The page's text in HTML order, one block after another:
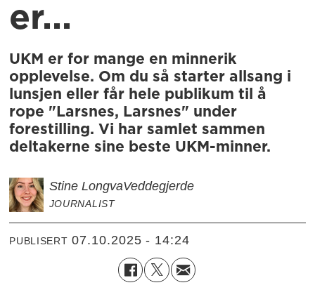
er...
UKM er for mange en minnerik
opplevelse. Om du så starter allsang i
lunsjen eller får hele publikum til å
rope "Larsnes, Larsnes" under
forestilling. Vi har samlet sammen
deltakerne sine beste UKM-minner.
Stine LongvaVeddegjerde
JOURNALIST
PUBLISERT 07.10.2025 - 14:24